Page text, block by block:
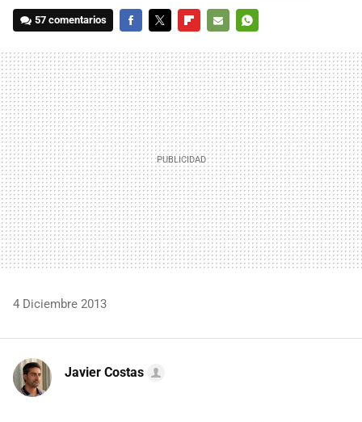
57 comentarios
MAIL
4 Diciembre 2013
Javier Costas